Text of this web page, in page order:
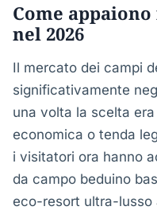
Come
nel 2026
Il mercato dei campi
significativamente
una volta la scelta
economica o tenda
i visitatori ora hanno
da campo beduino
eco-resort ultra-lusso